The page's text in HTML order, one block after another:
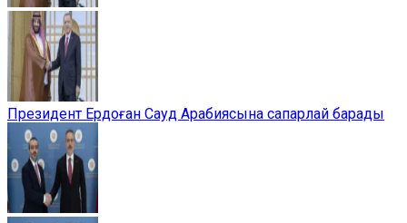
Президент Ердоған Сауд Арабиясына сапарлай барады